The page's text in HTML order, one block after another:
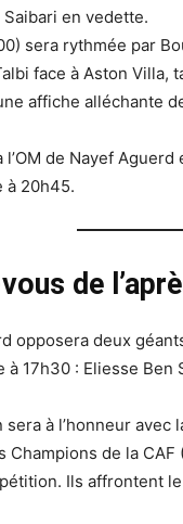
en vedette.
sera rythmée par
face à Aston Villa,
affiche alléchante
de Nayef Aguerd
à 20h45.
de
opposera deux
17h30 : Eliesse
à l’honneur avec
de la CAF
Ils affrontent